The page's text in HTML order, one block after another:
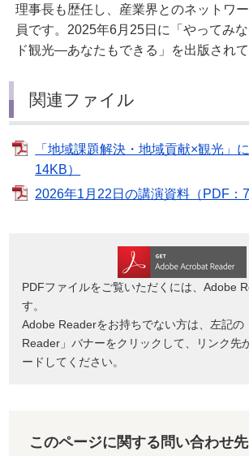
理事長も歴任し、産業界とのネットワ
員です。2025年6月25日に「やってみ
ド観光―あなたもできる」を出版されて
関連ファイル
「地域課題解決・地域貢献×観光」
14KB）
2026年1月22日の講演資料（PDF：
PDFファイルをご覧いただくには、Adobe
す。
Adobe Readerをお持ちでない方は、左記の
Reader」バナーをクリックして、リンク先
ードしてください。
このページに関する問い合わせ先